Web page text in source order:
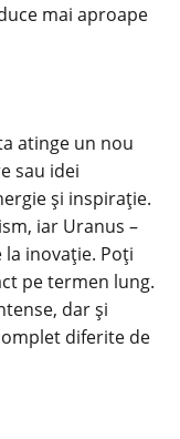
mai aproape
atinge un nou
sau idei
și inspirație.
iar Uranus –
inovație. Poți
pe termen lung.
dar și
diferite de